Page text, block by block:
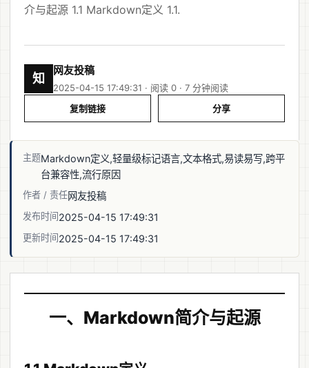
介与起源 1.1 Markdown定义 1.1.
知
网友投稿
2025-04-15 17:49:31 · 阅读 0 · 7 分钟阅读
复制链接
分享
主题Markdown定义,轻量级标记语言,文本格式,易读易写,跨平
台兼容性,流行原因
作者 / 责任网友投稿
发布时间2025-04-15 17:49:31
更新时间2025-04-15 17:49:31
一、Markdown简介与起源